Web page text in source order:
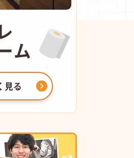
ム
見る